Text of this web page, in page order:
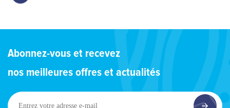
Abonnez-vous et recevez
nos meilleures offres et actualités
Entrez